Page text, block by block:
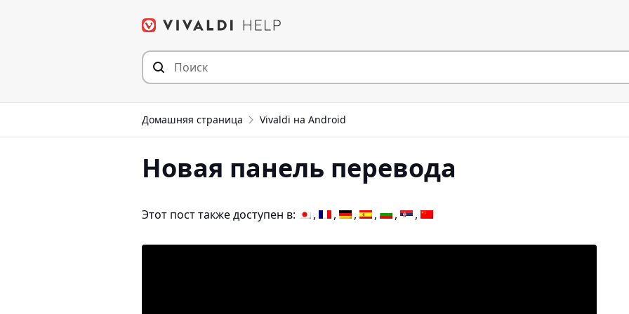
Домашняя страница Vivaldi на Android
Новая панель перевода
Этот пост также доступен в: